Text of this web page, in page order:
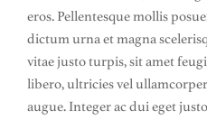
eros. Pellentesque mollis
dictum urna et magna
vitae justo turpis, sit amet
libero, ultricies vel
augue. Integer ac dui eget